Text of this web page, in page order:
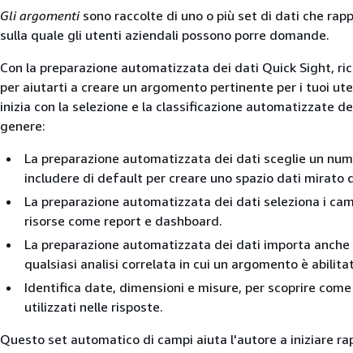
Gli argomentisono raccolte di uno o più set di dati che
sulla quale gli utenti aziendali possono porre domande.
Con la preparazione automatizzata dei dati Quick Sight,
per aiutarti a creare un argomento pertinente per i tuoi
inizia con la selezione e la classificazione automatizzate
genere:
La preparazione automatizzata dei dati sceglie un
includere di default per creare uno spazio dati mirato
La preparazione automatizzata dei dati seleziona i
risorse come report e dashboard.
La preparazione automatizzata dei dati importa
qualsiasi analisi correlata in cui un argomento è
Identifica date, dimensioni e misure, per scoprire
utilizzati nelle risposte.
Questo set automatico di campi aiuta l'autore a iniziare